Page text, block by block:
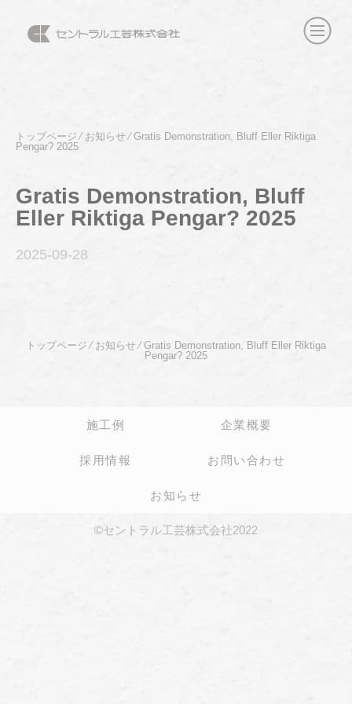
トップページ⁄ お知らせ⁄Gratis Demonstration, Bluff Eller Riktiga
Pengar? 2025
Gratis Demonstration, Bluff
Eller Riktiga Pengar? 2025
2025-09-28
トップページ ⁄ お知らせ⁄Gratis Demonstration, Bluff Eller Riktiga
Pengar? 2025
施工例 企業概要
採用情報 お問い合わせ
お知らせ
©セントラル工芸株式会社2022